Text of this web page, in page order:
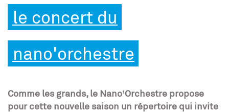
le concert du
nano'orchestre
Comme les grands, le Nano’Orchestre propose
pour cette nouvelle saison un répertoire qui invite